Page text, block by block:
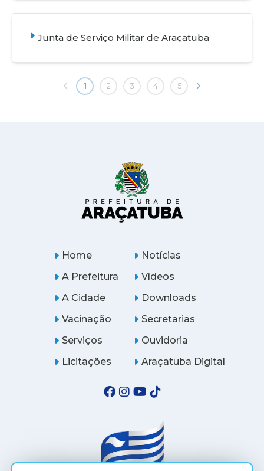
Junta de Serviço Militar de Araçatuba
1 2 3 4 5
Home
A Prefeitura
A Cidade
Notícias
Vídeos
Downloads
Vacinação
Serviços
Licitações
Secretarias
Ouvidoria
Araçatuba Digital